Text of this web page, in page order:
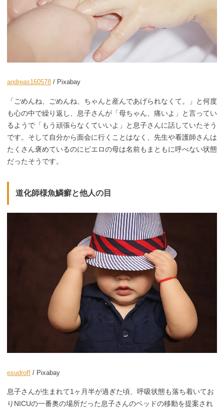
andreas160578 / Pixabay
「ごめんね、ごめんね、ちゃんと産んであげられなくて。」と何度
も心の中で繰り返し、息子さんが「母ちゃん、痛いよ」と言ってい
るようで「もう頑張らなくていいよ」と息子さんに話していたそう
です。そして自分から面会に行くことはなく、先生や看護師さんは
たくさん褒めているのにピエロの母は名前もまともに呼べない状態
だったそうです。
道化師様魚鱗癬と他人の目
esudroff / Pixabay
息子さんが生まれて1ヶ月半が過ぎた頃、呼吸状態も落ち着いてお
りNICUの一番奥の場所だった息子さんのベッドの移動を提案され